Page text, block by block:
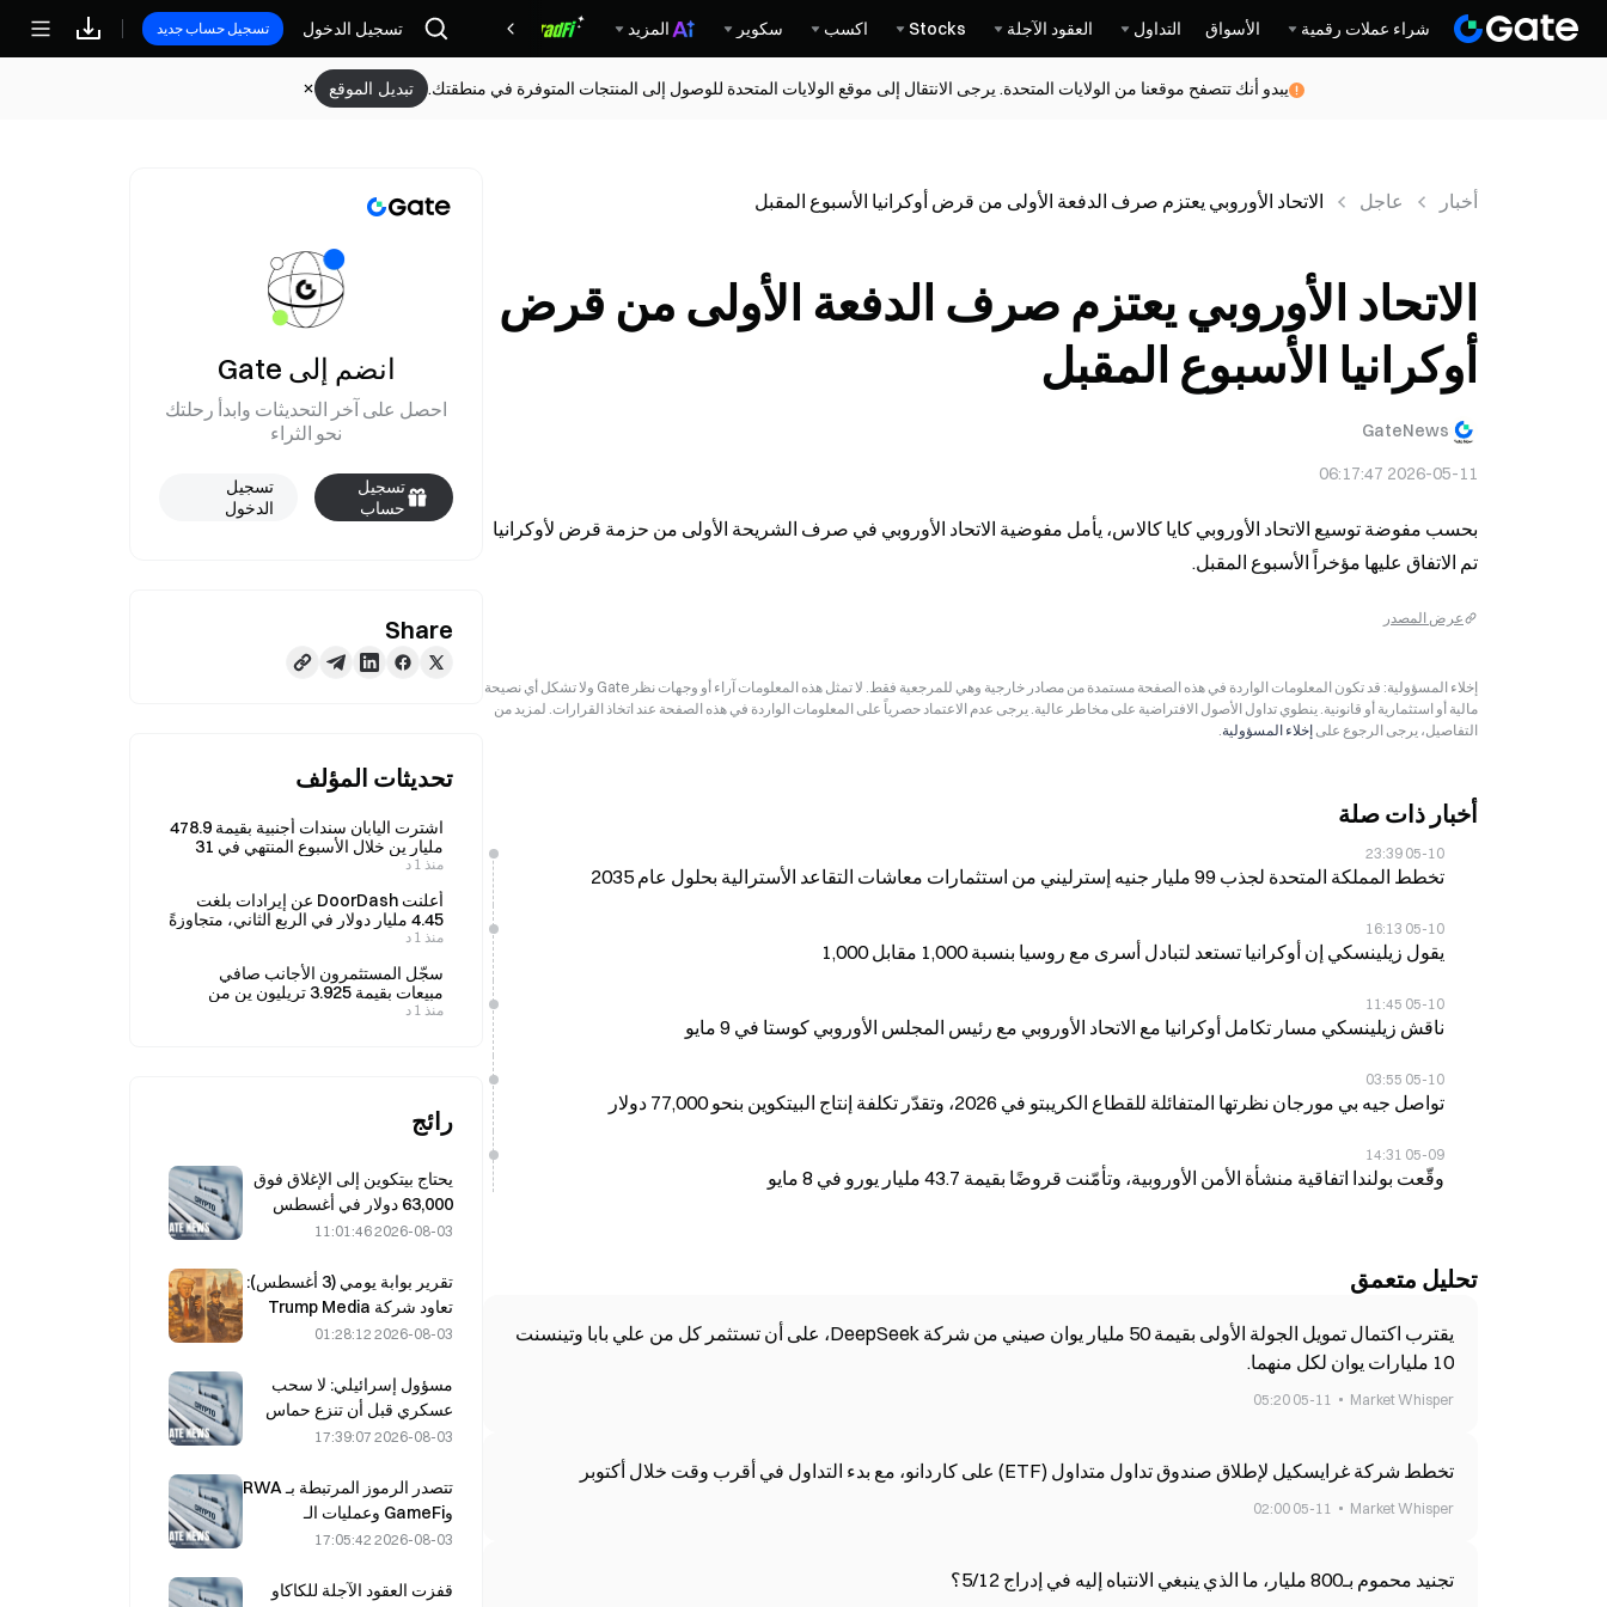
شراء عملات رقمية الأسواق التداول العقود الآجلة Stocks اكسب سكوير المزيد مكافآت
تسجيل الدخول تسجيل حساب جديد
يبدو أنك تتصفح موقعنا من الولايات المتحدة. يرجى الانتقال إلى موقع الولايات المتحدة للوصول إلى المنتجات المتوفرة في منطقتك. تبديل الموقع
أخبار عاجل الاتحاد الأوروبي يعتزم صرف الدفعة الأولى من قرض أوكرانيا الأسبوع المقبل
الاتحاد الأوروبي يعتزم صرف الدفعة الأولى من قرض
أوكرانيا الأسبوع المقبل
GateNews
2026-05-11 06:17:47
تم الاتفاق عليها مؤخراً الأسبوع المقبل.
عرض المصدر
إخلاء المسؤولية: قد تكون المعلومات الواردة في هذه الصفحة مستمدة من مصادر خارجية وهي للمرجعية فقط. لا تمثل هذه المعلومات آراء أو وجهات نظر Gate ولا تشكل أي نصيحة
مالية أو استثمارية أو قانونية. ينطوي تداول الأصول الافتراضية على مخاطر عالية. يرجى عدم الاعتماد حصرياً على المعلومات الواردة في هذه الصفحة عند اتخاذ القرارات. لمزيد من
التفاصيل، يرجى الرجوع على إخلاء المسؤولية.
أخبار ذات صلة
05-10 23:39
تخطط المملكة المتحدة لجذب 99 مليار جنيه إسترليني من استثمارات معاشات التقاعد الأسترالية بحلول عام 2035
05-10 16:13
يقول زيلينسكي إن أوكرانيا تستعد لتبادل أسرى مع روسيا بنسبة 1,000 مقابل 1,000
05-10 11:45
ناقش زيلينسكي مسار تكامل أوكرانيا مع الاتحاد الأوروبي مع رئيس المجلس الأوروبي كوستا في 9 مايو
05-10 03:55
تواصل جيه بي مورجان نظرتها المتفائلة للقطاع الكريبتو في 2026، وتقدّر تكلفة إنتاج البيتكوين بنحو 77,000 دولار
05-09 14:31
وقّعت بولندا اتفاقية منشأة الأمن الأوروبية، وتأمّنت قروضًا بقيمة 43.7 مليار يورو في 8 مايو
تحليل متعمق
يقترب اكتمال تمويل الجولة الأولى بقيمة 50 مليار يوان صيني من شركة DeepSeek، على أن تستثمر كل من علي بابا وتينسنت
10 مليارات يوان لكل منهما.
Market Whisper
05-11 05:20
تخطط شركة غرايسكيل لإطلاق صندوق تداول متداول (ETF) على كاردانو، مع بدء التداول في أقرب وقت خلال أكتوبر
Market Whisper
05-11 02:00
تجنيد محموم بـ800 مليار، ما الذي ينبغي الانتباه إليه في إدراج 5/12؟
انضم إلى Gate
احصل على آخر التحديثات وابدأ رحلتك
نحو الثراء
تسجيل
حساب
تسجيل
الدخول
Share
تحديثات المؤلف
اشترت اليابان سندات أجنبية بقيمة 478.9
مليار ين خلال الأسبوع المنتهي في 31
يوليو
منذ 1 د
أعلنت DoorDash عن إيرادات بلغت
4.45 مليار دولار في الربع الثاني، متجاوزةً
التوقعات، لكن ربحية السهم جاءت دون
منذ 1 د
سجّل المستثمرون الأجانب صافي
مبيعات بقيمة 3.925 تريليون ين من
الأسهم اليابانية في الأسبوع المنتهي في
منذ 1 د
رائج
يحتاج بيتكوين إلى الإغلاق فوق
63,000 دولار في أغسطس
لتأكيد قاع السوق الهابطة، وفقًا
2026-08-03 11:01:46
تقرير بوابة يومي (3 أغسطس):
تعاود شركة Trump Media
الشراء بسعر أعلى والبيع بسعر
بيتكوين؛ يبدأ حظر موسكو
لتعدين العملات المشفرة
سريانه في أغسطس
2026-08-03 01:28:12
مسؤول إسرائيلي: لا سحب
عسكري قبل أن تنزع حماس
سلاحها
2026-08-03 17:39:07
تتصدر الرموز المرتبطة بـ RWA
وGameFi وعمليات الـ
Restaking أداء السوق في 2026-08-03 17:05:42
قفزت العقود الآجلة للكاكاو